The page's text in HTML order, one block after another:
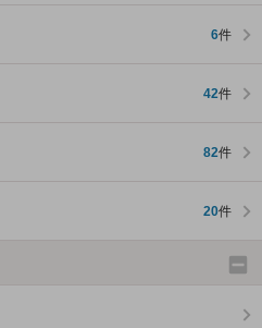
6件
42件
82件
20件